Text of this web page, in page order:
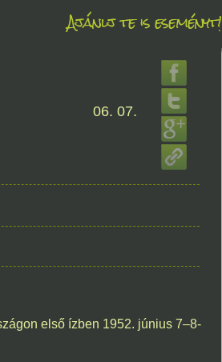
Ajánlj te is eseményt!
06.
06. 07.
első ízben 1952. június 7–8-